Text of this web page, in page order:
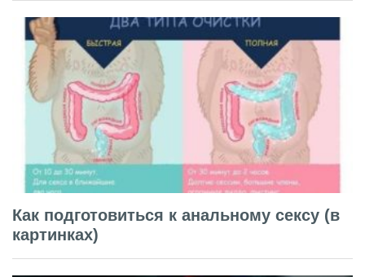
Как подготовиться к анальному сексу (в
картинках)